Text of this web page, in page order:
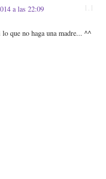
a las 22:09
que no haga una madre... ^^